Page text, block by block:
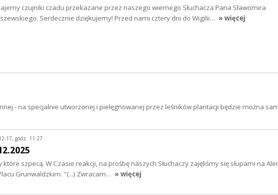
czujniki czadu przekazane przez naszego wiernego Słuchacza Pana Sławomira
Serdecznie dziękujemy! Przed nami cztery dni do Wigilii… » więcej
- na specjalnie utworzonej i pielęgnowanej przez leśników plantacji będzie można
17, godz. 11:27
które szpecą. W Czasie reakcji, na prośbę naszych Słuchaczy zajęliśmy się słupami na
Grunwaldzkim. "(...) Zwracam… » więcej